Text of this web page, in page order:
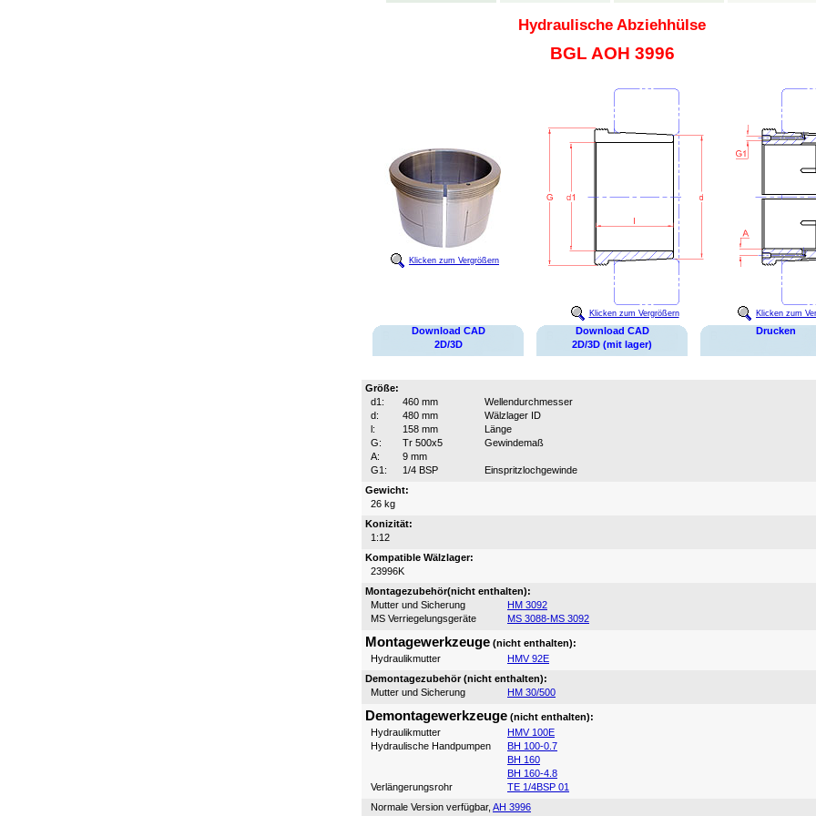
Hydraulische Abziehhülse
BGL AOH 3996
Klicken zum Vergrößern
Klicken zum Vergrößern Klicken zum
Download CAD
2D/3D
Download CAD
2D/3D (mit lager)
Drucken
Größe:
d1:
460 mm
Wellendurchmesser
d:
480 mm
Wälzlager ID
l:
158 mm
Länge
G:
Tr 500x5
Gewindemaß
A:
9 mm
G1:
1/4 BSP
Einspritzlochgewinde
Gewicht:
26 kg
Konizität:
1:12
Kompatible Wälzlager:
23996K
Montagezubehör(nicht enthalten):
Mutter und Sicherung
HM 3092
MS Verriegelungsgeräte
MS 3088-MS 3092
Montagewerkzeuge (nicht enthalten):
Hydraulikmutter
HMV 92E
Demontagezubehör (nicht enthalten):
Mutter und Sicherung
HM 30/500
Demontagewerkzeuge (nicht enthalten):
Hydraulikmutter
HMV 100E
Hydraulische Handpumpen
BH 100-0.7
BH 160
BH 160-4.8
Verlängerungsrohr
TE 1/4BSP 01
Normale Version verfügbar, AH 3996